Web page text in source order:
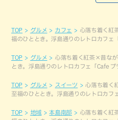
TOP グルメ カフェ
心落ち着く紅
福のひととき。浮島通りのレトロカフェ
TOP グルメ
心落ち着く紅茶×昔な
とき。浮島通りのレトロカフェ「Cafe プ
TOP グルメ スイーツ
心落ち着く
至福のひととき。浮島通りのレトロカフ
TOP 地域 本島南部
心落ち着く紅